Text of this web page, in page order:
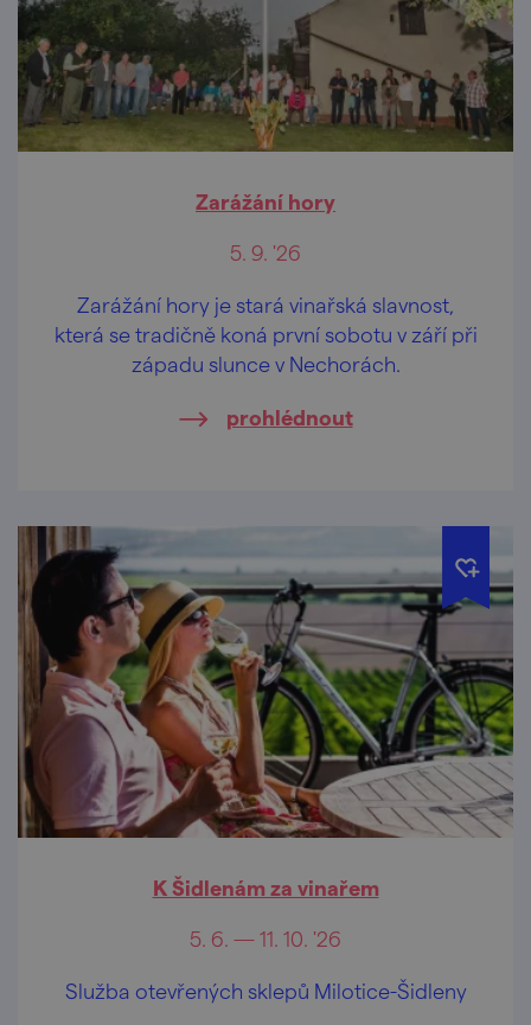
Zarážání hory
5. 9. '26
Zarážání hory je stará vinařská slavnost,
která se tradičně koná první sobotu v září při
západu slunce v Nechorách.
prohlédnout
K Šidlenám za vinařem
5. 6. — 11. 10. '26
Služba otevřených sklepů Milotice-Šidleny